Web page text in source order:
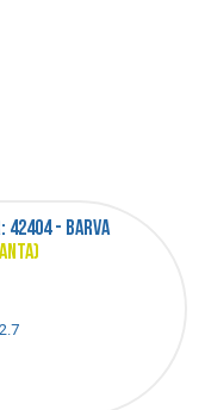
42404 - BARVA